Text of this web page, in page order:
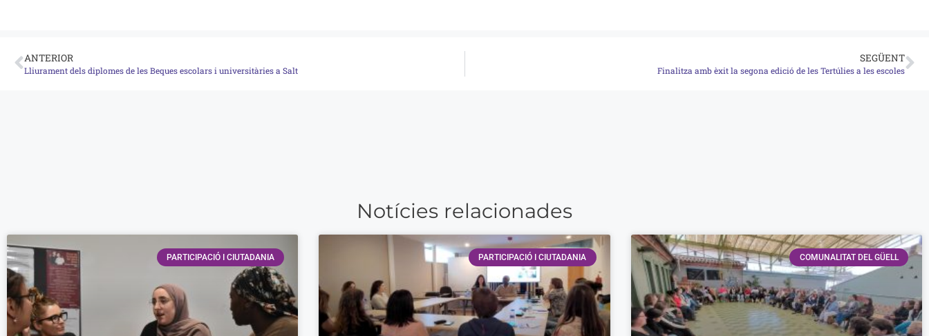
ANTERIOR
Lliurament dels diplomes de les Beques escolars i universitàries a Salt
SEGÜENT
Finalitza amb èxit la segona edició de les Tertúlies a les escoles
Notícies relacionades
PARTICIPACIÓ I CIUTADANIA PARTICIPACIÓ I CIUTADANIA COMUNALITAT DEL GÜELL